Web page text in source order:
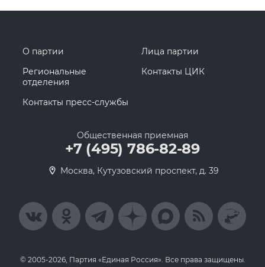
О партии
Лица партии
Региональные
отделения
Контакты ЦИК
Контакты пресс-службы
Общественная приемная
+7 (495) 786-82-89
Москва, Кутузовский проспект, д. 39
© 2005-2026, Партия «Единая Россия». Все права защищены.